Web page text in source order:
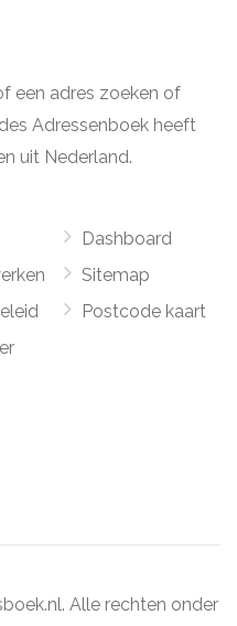
een adres zoeken of
Adressenboek heeft
uit Nederland.
Dashboard
Sitemap
Postcode kaart
Alle rechten onder